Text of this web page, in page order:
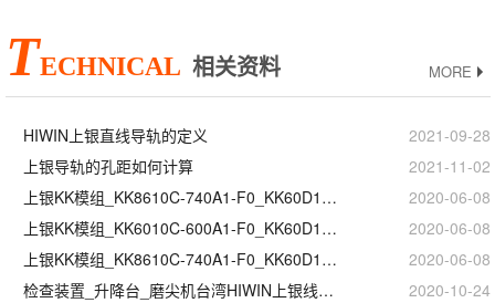
TECHNICAL 相关资料 MORE
HIWIN上银直线导轨的定义
2021-09-28
上银导轨的孔距如何计算
2021-11-02
上银KK模组_KK8610C-740A1-F0_KK60D10C-300A1-F0_代理商正品官网
2020-06-08
上银KK模组_KK6010C-600A1-F0_KK60D10C-200A1-F0_参数样本选型手册
2020-06-08
上银KK模组_KK8610C-740A1-F0_KK60D10C-300A1-F0_价格批发生产厂家
2020-06-08
检查装置_升降台_磨尖机台湾HIWIN上银线性滑轨滑块
2020-10-24